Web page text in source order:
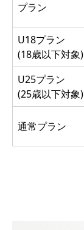
プラン
U18プラン
(18歳以下対象)
U25プラン
(25歳以下対象)
通常プラン